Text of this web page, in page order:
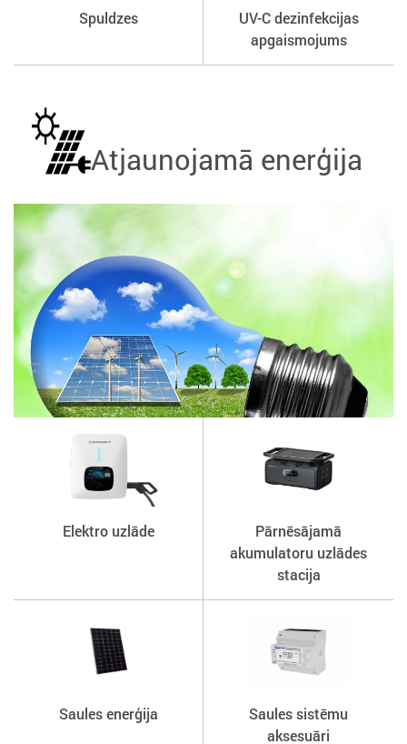
Spuldzes
UV-C dezinfekcijas
apgaismojums
Atjaunojamā enerģija
Elektro uzlāde
Pārnēsājamā
akumulatoru uzlādes
stacija
Saules enerģija
Saules sistēmu
aksesuāri